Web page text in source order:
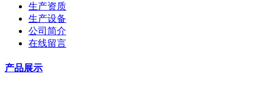
生产资质
生产设备
公司简介
在线留言
产品展示